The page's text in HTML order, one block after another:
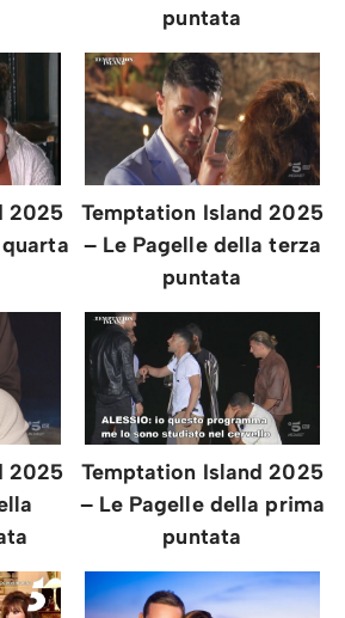
puntata
2025
Temptation Island 2025
– Le Pagelle della terza
puntata
2025
Temptation Island 2025
– Le Pagelle della prima
puntata